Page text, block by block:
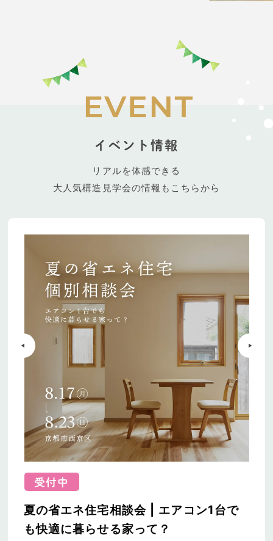
リアルを体感できる
大人気構造見学会の情報もこちらから
夏の省エネ住宅相談会 | エアコン1台で
も快適に暮らせる家って？